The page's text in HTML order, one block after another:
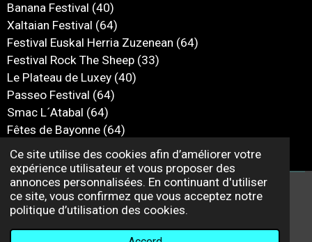
Ce site utilise des cookies afin d’améliorer votre
expérience utilisateur et vous proposer des
annonces personnalisées. En continuant d'utiliser
ce site, vous confirmez que vous acceptez notre
politique d’utilisation des cookies.
Banana Festival (40)
Xaltaian Festival (64)
Festival Euskal Herria Zuzenean (64)
Festival Rock The Sheep (33)
Le Plateau de Luxey (40)
Passeo Festival (64)
Smac L´Atabal (64)
Fêtes de Bayonne (64)
Festival Les Feuilles de Bondes (33)
F
I
Y
honky.tonky.trio@gmail.com